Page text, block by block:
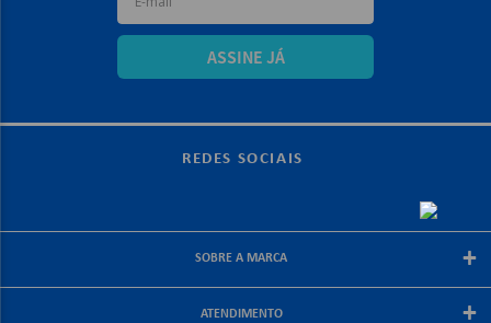
ASSINE JÁ
REDES SOCIAIS
SOBRE A MARCA +
ATENDIMENTO +